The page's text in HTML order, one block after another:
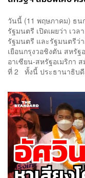
วันนี้ (11 พฤษภาคม) ธ
รัฐมนตรี เปิดเผยว่า เว
รัฐมนตรี และรัฐมนตรีว่
เยือนกรุงวอชิงตัน สหรัฐ
อาเซียน-สหรัฐอเมริกา
ที่ 2 ทั้งนี้ ประธานาธิบดี